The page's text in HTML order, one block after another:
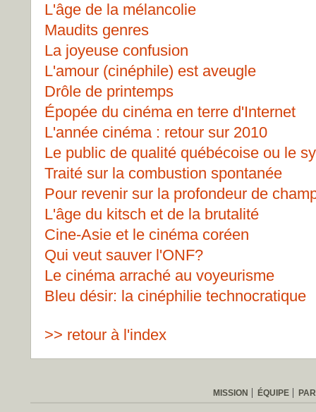
L'âge de la mélancolie
Maudits genres
La joyeuse confusion
L'amour (cinéphile) est aveugle
Drôle de printemps
Épopée du cinéma en terre d'Internet
L'année cinéma : retour sur 2010
Le public de qualité québécoise ou le
Traité sur la combustion spontanée
Pour revenir sur la profondeur de
L'âge du kitsch et de la brutalité
Cine-Asie et le cinéma coréen
Qui veut sauver l'ONF?
Le cinéma arraché au voyeurisme
Bleu désir: la cinéphilie technocratique
>> retour à l'index
MISSION ÉQUIPE